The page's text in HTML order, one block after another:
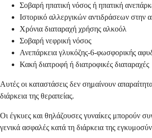
Σοβαρή ηπατική νόσος ή ηπατική
Ιστορικό αλλεργικών αντιδράσεων στην
Χρόνια διαταραχή χρήσης αλκοόλ
Σοβαρή νεφρική νόσος
Ανεπάρκεια γλυκόζης-6-φωσφορικής
Κακή διατροφή ή διατροφικές διαταραχές
Αυτές οι καταστάσεις δεν σημαίνουν
διάρκεια της θεραπείας.
Οι έγκυες και θηλάζουσες γυναίκες μπορούν
γενικά ασφαλές κατά τη διάρκεια της